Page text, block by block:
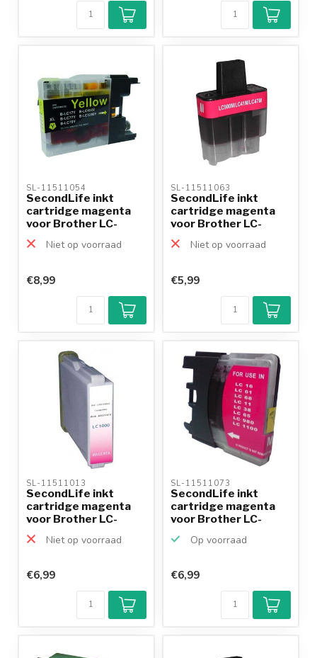
SL-11511054
SecondLife inkt
cartridge magenta
voor Brother LC-
1280Y XL
Niet op voorraad
€8,99
SL-11511063
SecondLife inkt
cartridge magenta
voor Brother LC-
900M
Niet op voorraad
€5,99
SL-11511013
SecondLife inkt
cartridge magenta
voor Brother LC-
Niet op voorraad
€6,99
SL-11511073
SecondLife inkt
cartridge magenta
voor Brother LC-
Op voorraad
€6,99